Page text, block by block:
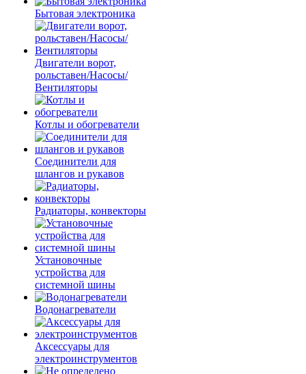
Бытовая электроника
Двигатели ворот,
рольставен/Насосы/
Вентиляторы
Котлы и обогреватели
Соединители для
шлангов и рукавов
Радиаторы, конвекторы
Установочные
устройства для
системной шины
Водонагреватели
Аксессуары для
электроинструментов